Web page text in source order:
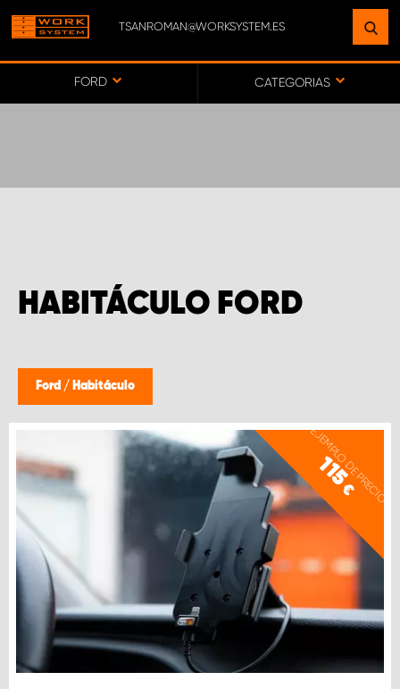
TSANROMAN@WORKSYSTEM.ES
FORD CATEGORIAS
HABITÁCULO FORD
Ford / Habitáculo
EJEMPLO DE PRECIO
115
€
ENCUENTRE UNA INSTALACIÓN
CERCA DE USTED